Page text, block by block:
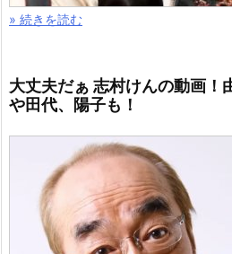
» 続きを読む
大丈夫だぁ 志村けんの動画！
や田代、陽子も！